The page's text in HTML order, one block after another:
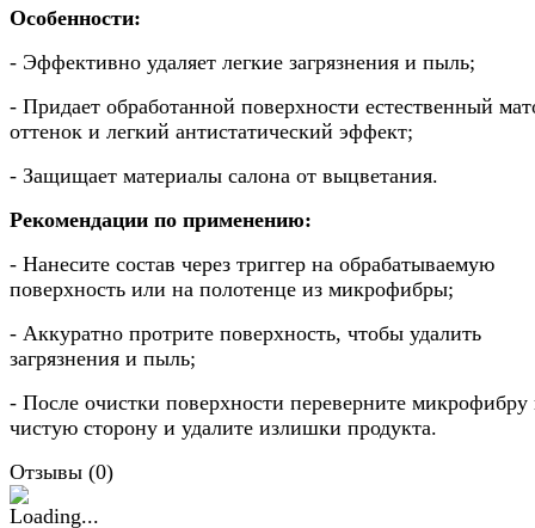
Особенности:
- Эффективно удаляет легкие загрязнения и пыль;
- Придает обработанной поверхности естественный
оттенок и легкий антистатический эффект;
- Защищает материалы салона от выцветания.
Рекомендации по применению:
- Нанесите состав через триггер на обрабатываемую
поверхность или на полотенце из микрофибры;
- Аккуратно протрите поверхность, чтобы удалить
загрязнения и пыль;
- После очистки поверхности переверните микрофибру
чистую сторону и удалите излишки продукта.
Отзывы (0)